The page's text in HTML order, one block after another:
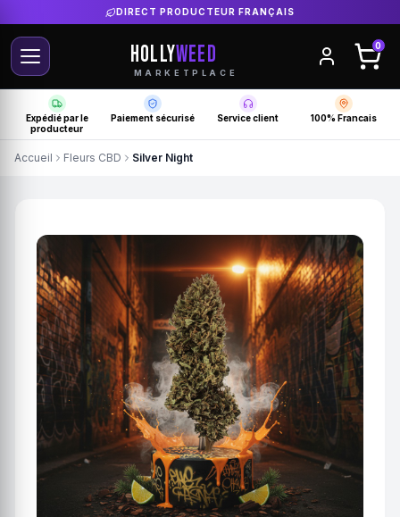
DIRECT PRODUCTEUR FRANÇAIS
HOLLYWEED
MARKETPLACE
0
Expédié par le
producteur
Paiement sécurisé Service client 100% Francais
Accueil Fleurs CBD Silver Night